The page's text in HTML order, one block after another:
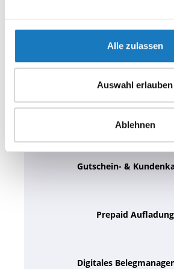
Alle zulassen
Auswahl erlauben
Ablehnen
Kontaktlos
Gutschein- &
Prepaid Aufladung
Digitales